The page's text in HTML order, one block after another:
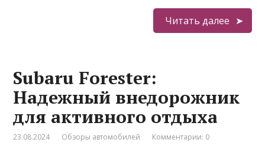
Читать далее
Subaru Forester:
Надежный внедорожник
для активного отдыха
23.08.2024 Обзоры автомобилей Комментарии: 0